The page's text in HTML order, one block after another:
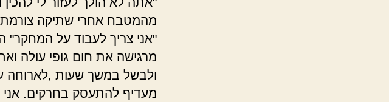
מהמטבח אחרי שתיקה
"אני צריך לעבוד על המחקר"
מרגישה את חום גופי עולה
ולבשל במשך שעות ,לארוחה
מעדיף להתעסק בחרקים.